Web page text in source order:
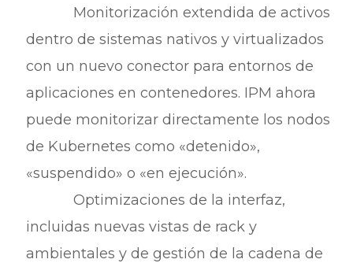
Monitorización extendida de activos
dentro de sistemas nativos y virtualizados
con un nuevo conector para entornos de
aplicaciones en contenedores. IPM ahora
puede monitorizar directamente los nodos
de Kubernetes como «detenido»,
«suspendido» o «en ejecución».
Optimizaciones de la interfaz,
incluidas nuevas vistas de rack y
ambientales y de gestión de la cadena de